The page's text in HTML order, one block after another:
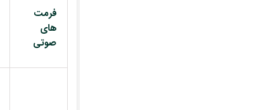
فرمت
های
صوتی